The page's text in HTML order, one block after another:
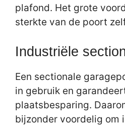
plafond. Het grote
sterkte van de poort
Industriële
Een sectionale
in gebruik en
plaatsbesparing.
bijzonder voordelig om